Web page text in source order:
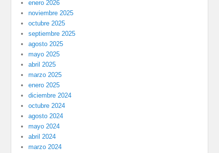
enero 2026
noviembre 2025
octubre 2025
septiembre 2025
agosto 2025
mayo 2025
abril 2025
marzo 2025
enero 2025
diciembre 2024
octubre 2024
agosto 2024
mayo 2024
abril 2024
marzo 2024